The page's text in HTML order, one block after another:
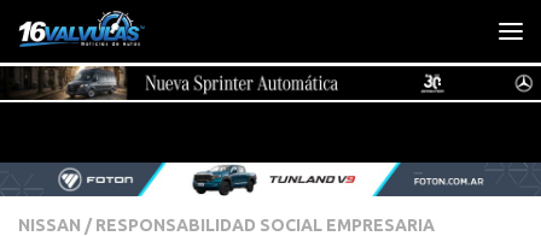
Saltar al contenido
NISSAN / RESPONSABILIDAD SOCIAL EMPRESARIA